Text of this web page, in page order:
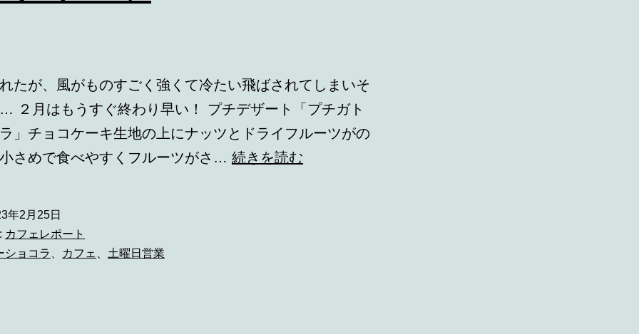
たが、風がものすごく強くて冷たい飛ばされてしまいそ
２月はもうすぐ終わり早い！ プチデザート「プチガト
」チョコケーキ生地の上にナッツとドライフルーツがの
さめで食べやすくフルーツがさ… 続きを読む
年2月25日
カフェレポート
ショコラ
カフェ 土曜日営業